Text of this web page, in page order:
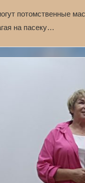
потомственные
на пасеку…